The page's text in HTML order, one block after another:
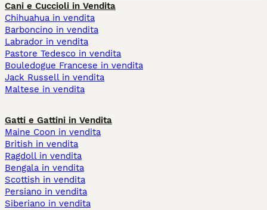
Cani e Cuccioli in Vendita
Chihuahua in vendita
Barboncino in vendita
Labrador in vendita
Pastore Tedesco in vendita
Bouledogue Francese in vendita
Jack Russell in vendita
Maltese in vendita
Gatti e Gattini in Vendita
Maine Coon in vendita
British in vendita
Ragdoll in vendita
Bengala in vendita
Scottish in vendita
Persiano in vendita
Siberiano in vendita